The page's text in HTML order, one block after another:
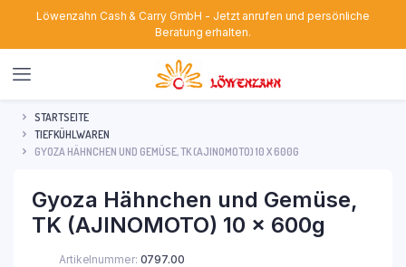
Löwenzahn Cash & Carry GmbH - Jetzt anrufen und persönliche
Beratung erhalten.
STARTSEITE
TIEFKÜHLWAREN
GYOZA HÄHNCHEN UND GEMÜSE, TK (AJINOMOTO) 10 X 600G
Gyoza Hähnchen und Gemüse,
TK (AJINOMOTO) 10 x 600g
Artikelnummer: 0797.00